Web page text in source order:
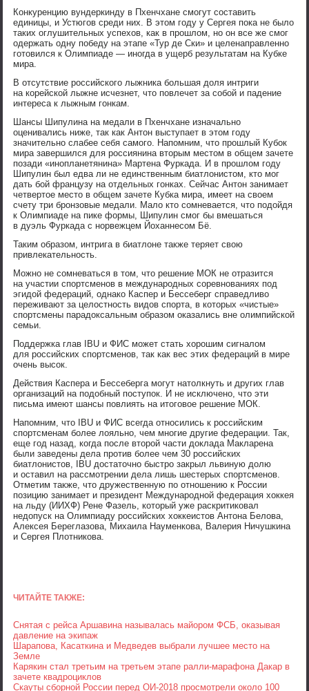
Конкуренцию вундеркинду в Пхенчхане смогут составить
единицы, и Устюгов среди них. В этом году у Сергея пока не было
таких оглушительных успехов, как в прошлом, но он все же смог
одержать одну победу на этапе «Тур де Ски» и целенаправленно
готовился к Олимпиаде — иногда в ущерб результатам на Кубке
мира.
В отсутствие российского лыжника большая доля интриги
на корейской лыжне исчезнет, что повлечет за собой и падение
интереса к лыжным гонкам.
Шансы Шипулина на медали в Пхенчхане изначально
оценивались ниже, так как Антон выступает в этом году
значительно слабее себя самого. Напомним, что прошлый Кубок
мира завершился для россиянина вторым местом в общем зачете
позади «инопланетянина» Мартена Фуркада. И в прошлом году
Шипулин был едва ли не единственным биатлонистом, кто мог
дать бой французу на отдельных гонках. Сейчас Антон занимает
четвертое место в общем зачете Кубка мира, имеет на своем
счету три бронзовые медали. Мало кто сомневается, что подойдя
к Олимпиаде на пике формы, Шипулин смог бы вмешаться
в дуэль Фуркада с норвежцем Йоханнесом Бё.
Таким образом, интрига в биатлоне также теряет свою
привлекательность.
Можно не сомневаться в том, что решение МОК не отразится
на участии спортсменов в международных соревнованиях под
эгидой федераций, однако Каспер и Бессеберг справедливо
переживают за целостность видов спорта, в которых «чистые»
спортсмены парадоксальным образом оказались вне олимпийской
семьи.
Поддержка глав IBU и ФИС может стать хорошим сигналом
для российских спортсменов, так как вес этих федераций в мире
очень высок.
Действия Каспера и Бессеберга могут натолкнуть и других глав
организаций на подобный поступок. И не исключено, что эти
письма имеют шансы повлиять на итоговое решение МОК.
Напомним, что IBU и ФИС всегда относились к российским
спортсменам более лояльно, чем многие другие федерации. Так,
еще год назад, когда после второй части доклада Макларена
были заведены дела против более чем 30 российских
биатлонистов, IBU достаточно быстро закрыл львиную долю
и оставил на рассмотрении дела лишь шестерых спортсменов.
Отметим также, что дружественную по отношению к России
позицию занимает и президент Международной федерация хоккея
на льду (ИИХФ) Рене Фазель, который уже раскритиковал
недопуск на Олимпиаду российских хоккеистов Антона Белова,
Алексея Береглазова, Михаила Науменкова, Валерия Ничушкина
и Сергея Плотникова.
ЧИТАЙТЕ ТАКЖЕ:
Снятая с рейса Аршавина называлась майором ФСБ, оказывая
давление на экипаж
Шарапова, Касаткина и Медведев выбрали лучшее место на
Земле
Карякин стал третьим на третьем этапе ралли-марафона Дакар в
зачете квадроциклов
Скауты сборной России перед ОИ-2018 просмотрели около 100